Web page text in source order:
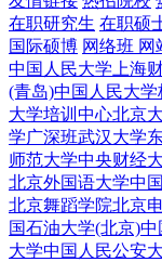
在职研究生 在职硕
国际硕博 网络班 网
中国人民大学 上海
(青岛)中国人民大学
大学培训中心北京
学广深班武汉大学
师范大学中央财经
北京外国语大学中
北京舞蹈学院北京
国石油大学(北京)中
大学中国人民公安